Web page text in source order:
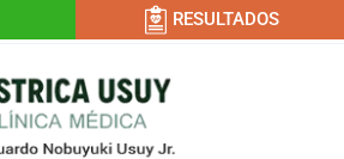
RESULTADOS